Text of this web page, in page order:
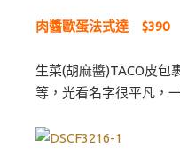
肉醬歐蛋法式達 $390
生菜(胡麻醬)TACO皮包
等，光看名字很平凡，